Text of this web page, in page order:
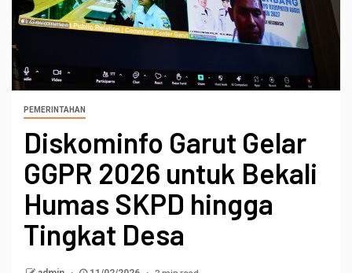
PEMERINTAHAN
Diskominfo Garut Gelar
GGPR 2026 untuk Bekali
Humas SKPD hingga
Tingkat Desa